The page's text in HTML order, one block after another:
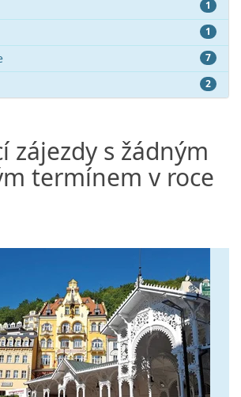
1
1
7
2
zájezdy s žádným
termínem v roce